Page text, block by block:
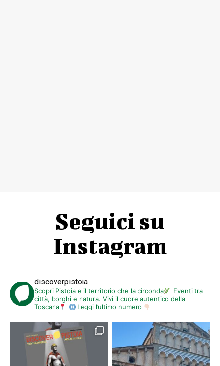
Seguici su
Instagram
discoverpistoia
Scopri Pistoia e il territorio che la circonda
Eventi tra
città, borghi e natura. Vivi il cuore autentico della
Toscana
Leggi l’ultimo numero